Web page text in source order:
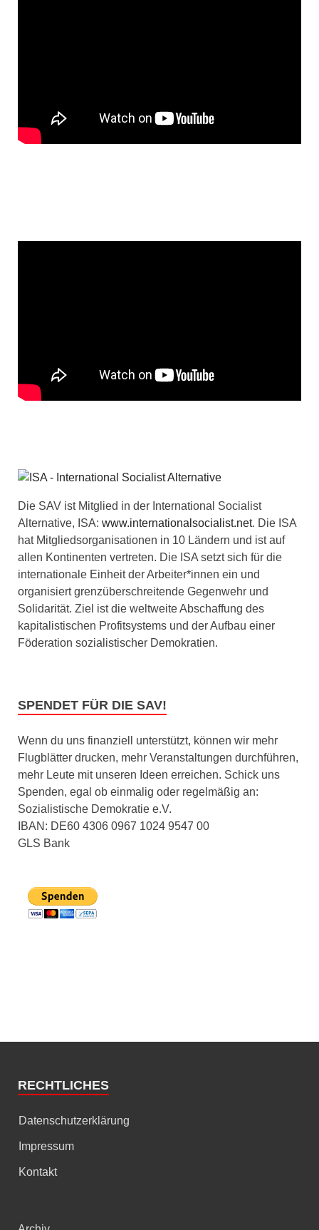
Die SAV ist Mitglied in der International Socialist
Alternative, ISA: www.internationalsocialist.net. Die ISA
hat Mitgliedsorganisationen in 10 Ländern und ist auf
allen Kontinenten vertreten. Die ISA setzt sich für die
internationale Einheit der Arbeiter*innen ein und
organisiert grenzüberschreitende Gegenwehr und
Solidarität. Ziel ist die weltweite Abschaffung des
kapitalistischen Profitsystems und der Aufbau einer
Föderation sozialistischer Demokratien.
SPENDET FÜR DIE SAV!
Wenn du uns finanziell unterstützt, können wir mehr
Flugblätter drucken, mehr Veranstaltungen durchführen,
mehr Leute mit unseren Ideen erreichen. Schick uns
Spenden, egal ob einmalig oder regelmäßig an:
Sozialistische Demokratie e.V.
IBAN: DE60 4306 0967 1024 9547 00
GLS Bank
RECHTLICHES
Datenschutzerklärung
Impressum
Kontakt